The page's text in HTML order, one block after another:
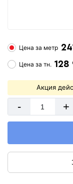
Цена за метр
Цена затн. 128
Акция
- +